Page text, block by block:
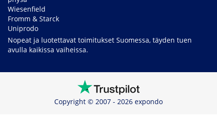
Wiesenfield
Fromm & Starck
Uniprodo
Nopeat ja luotettavat toimitukset Suomessa, täyden tuen
avulla kaikissa vaiheissa.
Copyright © 2007 - 2026 expondo